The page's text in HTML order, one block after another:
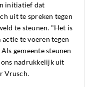
initiatief dat
uit te spreken tegen
te steunen. "Het is
actie te voeren tegen
gemeente steunen
ons nadrukkelijk uit
Vrusch.